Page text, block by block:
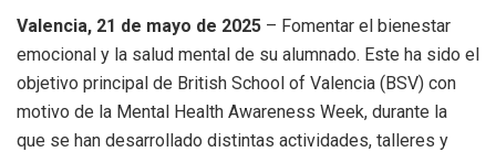
Valencia, 21 de mayo de 2025 – Fomentar el bienestar
emocional y la salud mental de su alumnado. Este ha sido el
objetivo principal de British School of Valencia (BSV) con
motivo de la Mental Health Awareness Week, durante la
que se han desarrollado distintas actividades, talleres y